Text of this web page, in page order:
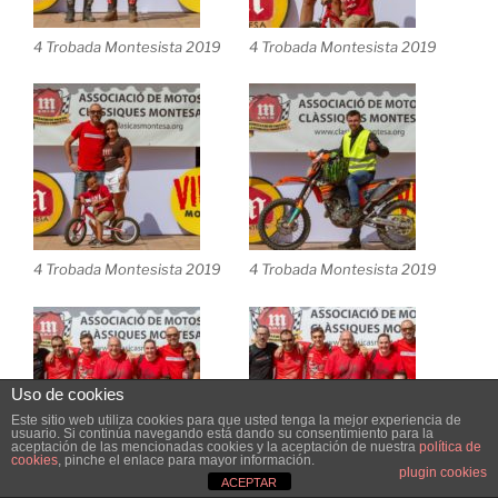
4 Trobada Montesista 2019 4 Trobada Montesista 2019
4 Trobada Montesista 2019 4 Trobada Montesista 2019
4 Trobada Montesista 2019 4 Trobada Montesista 2019
Uso de cookies
Este sitio web utiliza cookies para que usted tenga la mejor experiencia de
usuario. Si continúa navegando está dando su consentimiento para la
aceptación de las mencionadas cookies y la aceptación de nuestra política de
cookies, pinche el enlace para mayor información.
plugin cookies
ACEPTAR